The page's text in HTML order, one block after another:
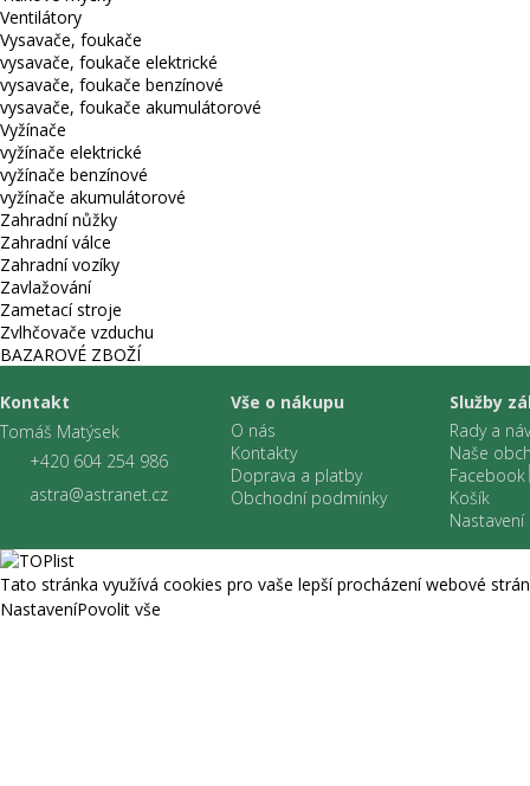
Ventilátory
Vysavače, foukače
vysavače, foukače elektrické
vysavače, foukače benzínové
vysavače, foukače akumulátorové
Vyžínače
vyžínače elektrické
vyžínače benzínové
vyžínače akumulátorové
Zahradní nůžky
Zahradní válce
Zahradní vozíky
Zavlažování
Zametací stroje
Zvlhčovače vzduchu
BAZAROVÉ ZBOŽÍ
Kontakt
Tomáš Matýsek
+420 604 254 986
astra@astranet.cz
Vše o nákupu
O nás
Kontakty
Doprava a platby
Obchodní podmínky
Služby
Rady a
Naše
Facebook
Košík
Nastavení
Tato stránka využívá cookies pro vaše lepší procházení webové
NastaveníPovolit vše